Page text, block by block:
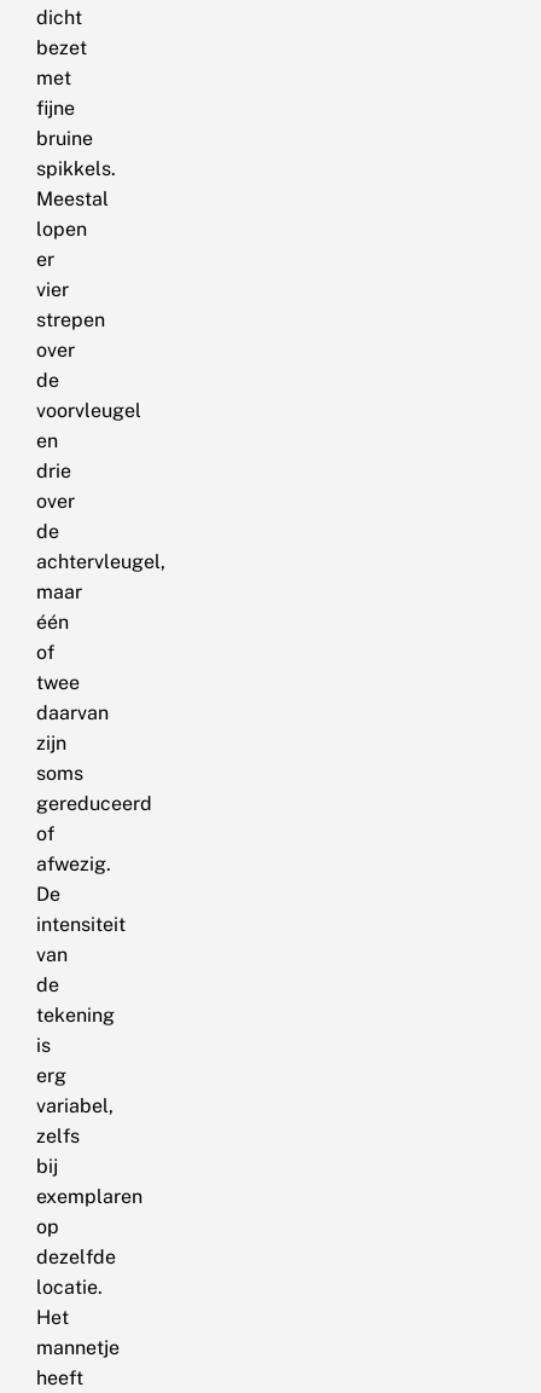
dicht
bezet
met
fijne
bruine
spikkels.
Meestal
lopen
er
vier
strepen
over
de
voorvleugel
en
drie
over
de
achtervleugel,
maar
één
of
twee
daarvan
zijn
soms
gereduceerd
of
afwezig.
De
intensiteit
van
de
tekening
is
erg
variabel,
zelfs
bij
exemplaren
op
dezelfde
locatie.
Het
mannetje
heeft